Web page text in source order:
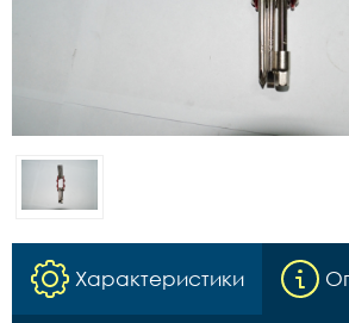
Характеристики